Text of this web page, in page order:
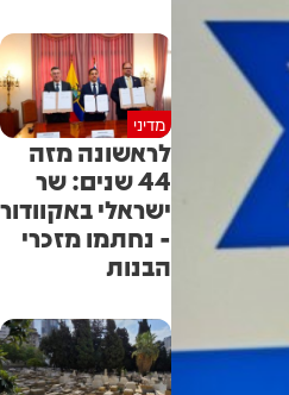
מדיני
לראשונה מזה
44 שנים: שר
ישראלי באקוודור
- נחתמו מזכרי
הבנות